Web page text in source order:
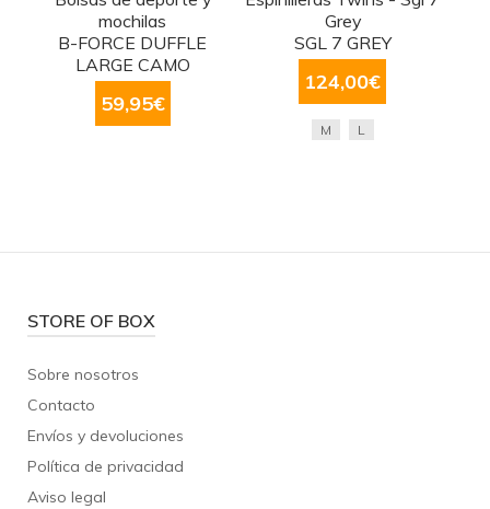
mochilas
B-FORCE DUFFLE
LARGE CAMO
59,95€
Grey
SGL 7 GREY
124,00€
M L
STORE OF BOX
Sobre nosotros
Contacto
Envíos y devoluciones
Política de privacidad
Aviso legal